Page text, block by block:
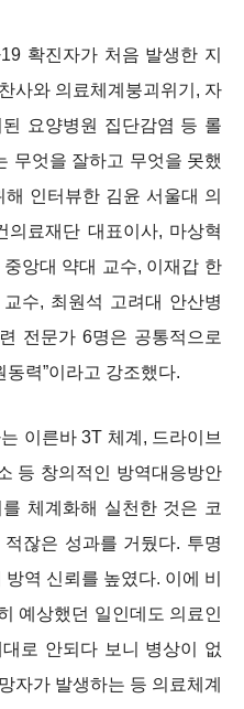
확진자가 처음 발생한 지
사와 의료체계붕괴위기, 자
요양병원 집단감염 등 롤
무엇을 잘하고 무엇을 못했
인터뷰한 김윤 서울대 의
의료재단 대표이사, 마상혁
앙대 약대 교수, 이재갑 한
수, 최원석 고려대 안산병
전문가 6명은 공통적으로
력”이라고 강조했다.
이른바 3T 체계, 드라이브
등 창의적인 방역대응방안
체계화해 실천한 것은 코
잖은 성과를 거뒀다. 투명
역 신뢰를 높였다. 이에 비
예상했던 일인데도 의료인
로 안되다 보니 병상이 없
자가 발생하는 등 의료체계